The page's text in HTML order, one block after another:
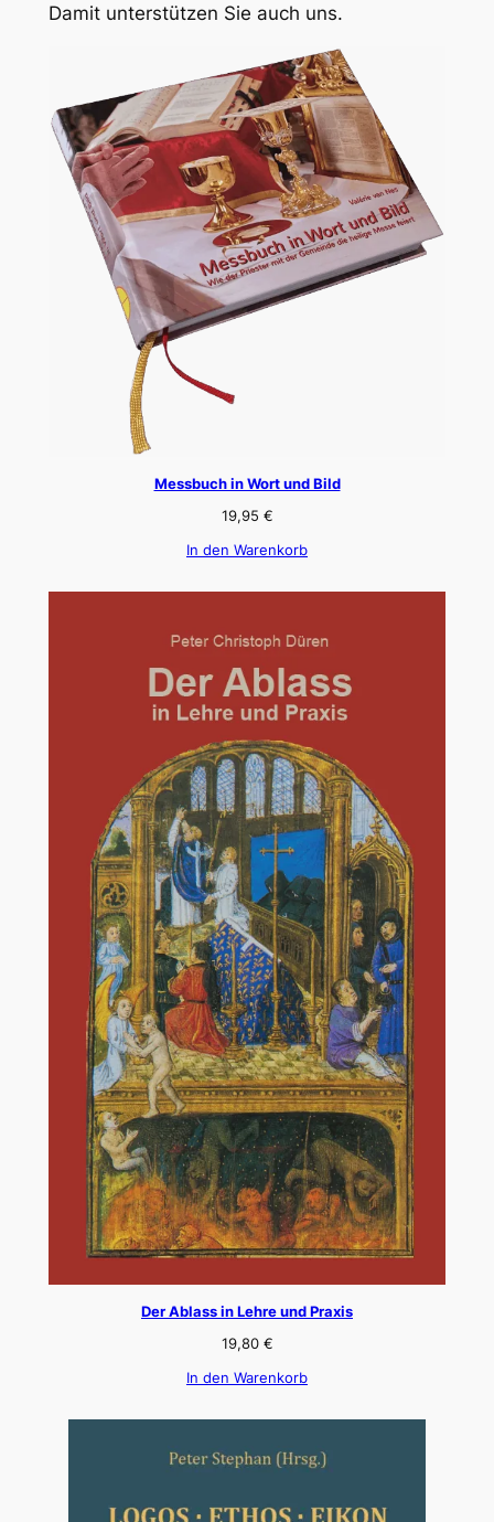
Damit unterstützen Sie auch uns.
Messbuch in Wort und Bild
19,95 €
In den Warenkorb
Der Ablass in Lehre und Praxis
19,80 €
In den Warenkorb